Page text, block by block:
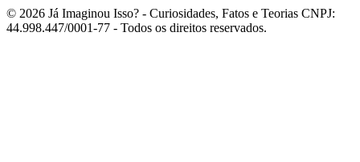
© 2026 Já Imaginou Isso? - Curiosidades, Fatos e Teorias CNPJ:
44.998.447/0001-77 - Todos os direitos reservados.